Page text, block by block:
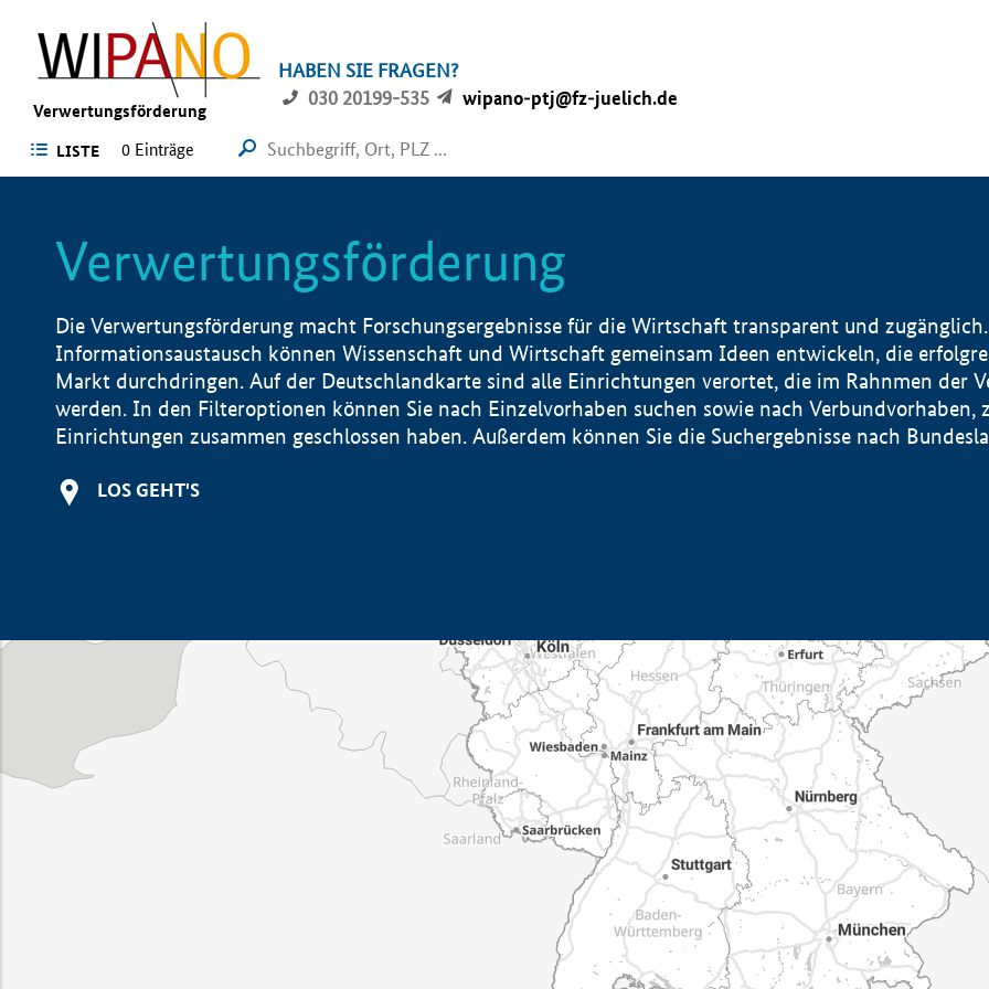
Verwertungsförderung
HABEN SIE FRAGEN?
030 20199-535
wipano-ptj@fz-juelich.de
LISTE 0 Einträge
Verwertungsförderung
Die Verwertungsförderung macht Forschungsergebnisse für die Wirtschaft transparent und
Informationsaustausch können Wissenschaft und Wirtschaft gemeinsam Ideen entwickeln, die
Markt durchdringen. Auf der Deutschlandkarte sind alle Einrichtungen verortet, die im Rahnmen der
werden. In den Filteroptionen können Sie nach Einzelvorhaben suchen sowie nach Verbundvorhaben,
Einrichtungen zusammen geschlossen haben. Außerdem können Sie die Suchergebnisse nach
LOS GEHT'S